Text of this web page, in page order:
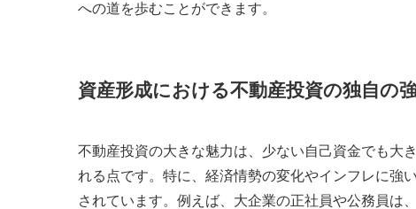
への道を歩むことができます。
資産形成における不動産投資の独自の
不動産投資の大きな魅力は、少ない自己資金でも大
れる点です。特に、経済情勢の変化やインフレに強
されています。例えば、大企業の正社員や公務員は